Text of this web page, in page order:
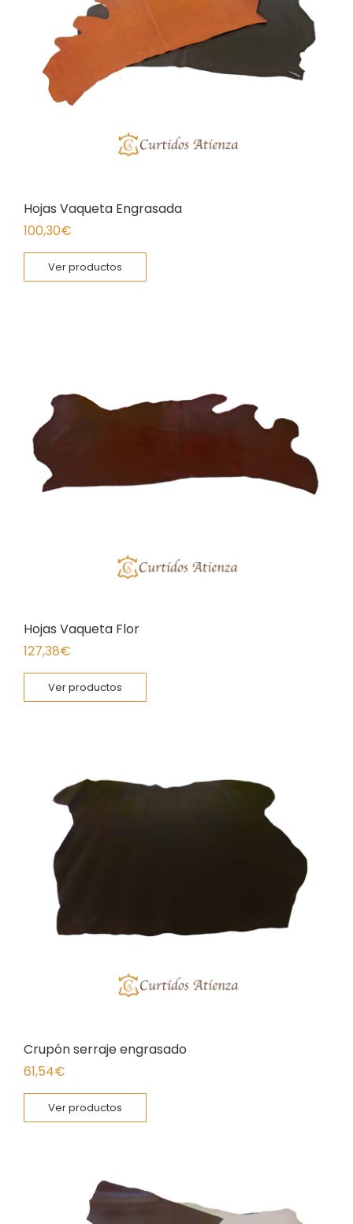
Hojas Vaqueta Engrasada
100,30€
Ver productos
Hojas Vaqueta Flor
127,38€
Ver productos
Crupón serraje engrasado
61,54€
Ver productos